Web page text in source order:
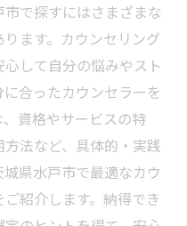
で探すにはさまざまな
ます。カウンセリング
して自分の悩みやスト
合ったカウンセラーを
資格やサービスの特
法など、具体的・実践
県水戸市で最適なカウ
紹介します。納得でき